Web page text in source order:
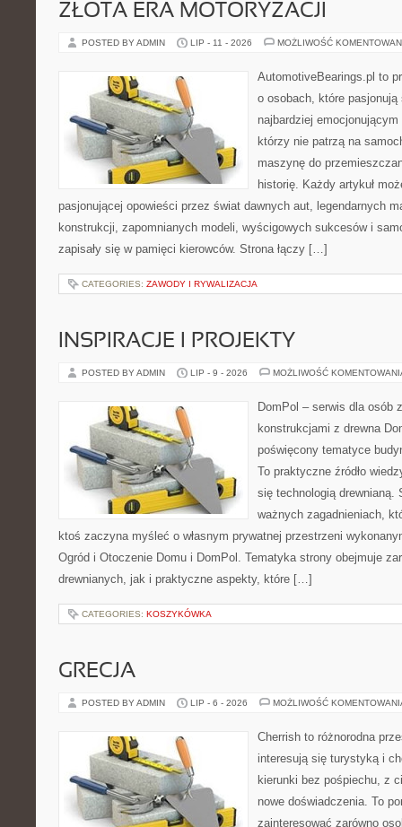
ZŁOTA ERA MOTORYZACJI
POSTED BY ADMIN LIP - 11 - 2026 MOŻLIWOŚĆ
AutomotiveBearings.pl to
o osobach, które
najbardziej
którzy nie patrzą na
maszynę do
historię. Każdy artykuł
pasjonującej opowieści przez świat dawnych aut, legendarnych
konstrukcji, zapomnianych modeli, wyścigowych sukcesów i
zapisały się w pamięci kierowców. Strona łączy […]
CATEGORIES: ZAWODY I RYWALIZACJA
INSPIRACJE I PROJEKTY
POSTED BY ADMIN LIP - 9 - 2026 MOŻLIWOŚĆ
DomPol – serwis dla osób
konstrukcjami z drewna
poświęcony tematyce
To praktyczne źródło
się technologią drewnianą.
ważnych zagadnieniach,
ktoś zaczyna myśleć o własnym prywatnej przestrzeni
Ogród i Otoczenie Domu i DomPol. Tematyka strony obejmuje
drewnianych, jak i praktyczne aspekty, które […]
CATEGORIES: KOSZYKÓWKA
GRECJA
POSTED BY ADMIN LIP - 6 - 2026 MOŻLIWOŚĆ
Cherrish to różnorodna
interesują się turystyką i
kierunki bez pośpiechu, z
nowe doświadczenia. To
zainteresować zarówno